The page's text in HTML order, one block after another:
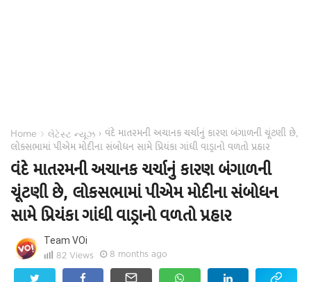
Home › લેટેસ્ટ ન્યૂઝ › વંદે માતરમની અચાનક ચર્ચાનું કારણ બંગાળની ચૂંટણી છે,
લોકસભામાં પીએમ મોદીના સંબોધન સામે પ્રિયંકા ગાંધી વાડ્રાનો વળતો પ્રહાર
વંદે માતરમની અચાનક ચર્ચાનું કારણ બંગાળની
ચૂંટણી છે, લોકસભામાં પીએમ મોદીના સંબોધન
સામે પ્રિયંકા ગાંધી વાડ્રાનો વળતો પ્રહાર
Team VOi
82 Views 8 months ago